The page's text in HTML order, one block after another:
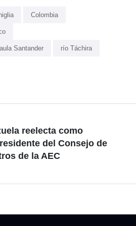
Colombia
Santander río Táchira
reelecta como
del Consejo de
de la AEC